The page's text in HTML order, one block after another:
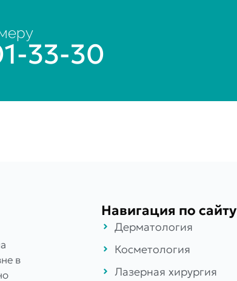
33-30
в
Навигация по сайту
Дерматология
Косметология
Лазерная хирургия